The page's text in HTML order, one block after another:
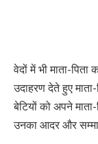
वेदों में भी माता-
उदाहरण देते हुए
बेटियों को अपने
उनका आदर और